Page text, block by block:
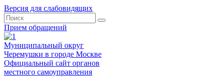
Версия для слабовидящих
Прием обращений
Муниципальный округ
Черемушки в городе Москве
Официальный сайт органов
местного самоуправления